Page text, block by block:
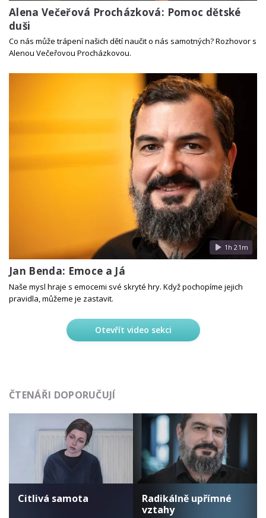
Alena Večeřová Procházková: Pomoc dětské
duši
Co nás může trápení našich dětí naučit o nás samotných? Rozhovor s
Alenou Večeřovou Procházkovou.
1h 21m
Jan Benda: Emoce a Já
Naše mysl hraje s emocemi své skryté hry. Když pochopíme jejich
pravidla, můžeme je zastavit.
Otevřít video sekci
ČTENÁŘI DOPORUČUJÍ
Citlivá samota
Radikálně upřímné
vztahy